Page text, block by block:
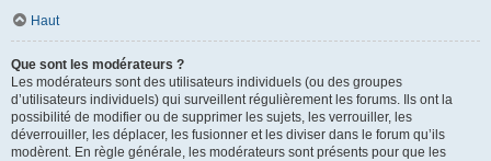
Haut
Que sont les modérateurs ?
Les modérateurs sont des utilisateurs individuels (ou des groupes
d’utilisateurs individuels) qui surveillent régulièrement les forums. Ils ont la
possibilité de modifier ou de supprimer les sujets, les verrouiller, les
déverrouiller, les déplacer, les fusionner et les diviser dans le forum qu’ils
modèrent. En règle générale, les modérateurs sont présents pour que les